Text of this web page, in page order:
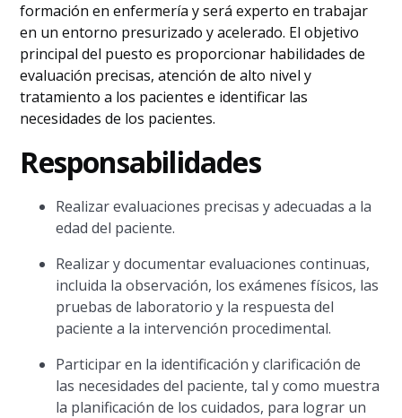
formación en enfermería y será experto en trabajar
en un entorno presurizado y acelerado. El objetivo
principal del puesto es proporcionar habilidades de
evaluación precisas, atención de alto nivel y
tratamiento a los pacientes e identificar las
necesidades de los pacientes.
Responsabilidades
Realizar evaluaciones precisas y adecuadas a la
edad del paciente.
Realizar y documentar evaluaciones continuas,
incluida la observación, los exámenes físicos, las
pruebas de laboratorio y la respuesta del
paciente a la intervención procedimental.
Participar en la identificación y clarificación de
las necesidades del paciente, tal y como muestra
la planificación de los cuidados, para lograr un